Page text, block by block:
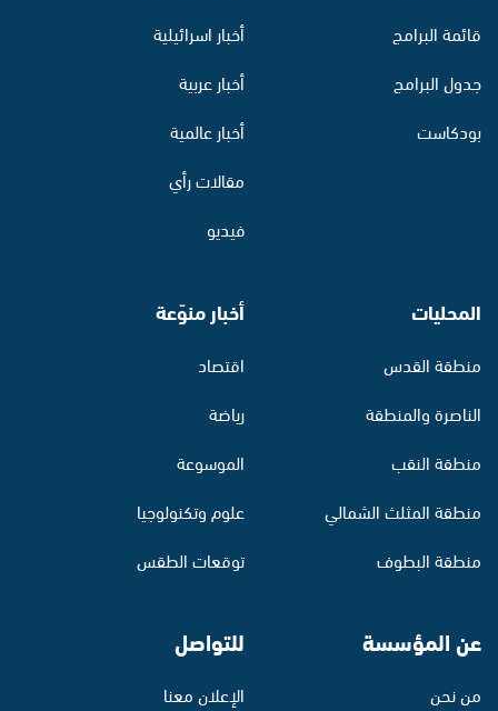
قائمة البرامج
جدول البرامج
بودكاست
أخبار اسرائيلية
أخبار عربية
أخبار عالمية
مقالات رأي
فيديو
المحليات
منطقة القدس
الناصرة والمنطقة
منطقة النقب
منطقة المثلث الشمالي
منطقة البطوف
أخبار منوّعة
اقتصاد
رياضة
الموسوعة
علوم وتكنولوجيا
توقعات الطقس
عن المؤسسة
من نحن
للتواصل
الإعلان معنا